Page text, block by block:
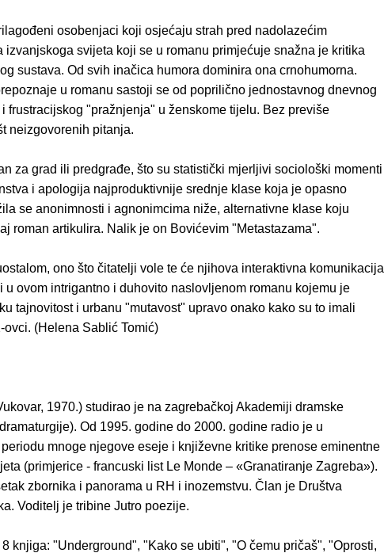
osobenjaci koji osjećaju strah pred nadolazećim
izvanjskoga svijeta koji se u romanu primjećuje snažna je kritika
sustava. Od svih inačica humora dominira ona crnohumorna.
u romanu sastoji se od poprilično jednostavnog dnevnog
frustracijskog "pražnjenja" u ženskome tijelu. Bez previše
neizgovorenih pitanja.
za grad ili predgrađe, što su statistički mjerljivi sociološki momenti
i apologija najproduktivnije srednje klase koja je opasno
se anonimnosti i agnonimcima niže, alternativne klase koju
roman artikulira. Nalik je on Bovićevim "Metastazama".
ono što čitatelji vole te će njihova interaktivna komunikacija
u ovom intrigantno i duhovito naslovljenom romanu kojemu je
tajnovitost i urbanu "mutavost" upravo onako kako su to imali
ovci. (Helena Sablić Tomić)
1970.) studirao je na zagrebačkoj Akademiji dramske
Od 1995. godine do 2000. godine radio je u
mnoge njegove eseje i književne kritike prenose eminentne
(primjerice - francuski list Le Monde – «Granatiranje Zagreba»).
zbornika i panorama u RH i inozemstvu. Član je Društva
Voditelj je tribine Jutro poezije.
knjiga: "Underground", "Kako se ubiti", "O čemu pričaš", "Oprosti,